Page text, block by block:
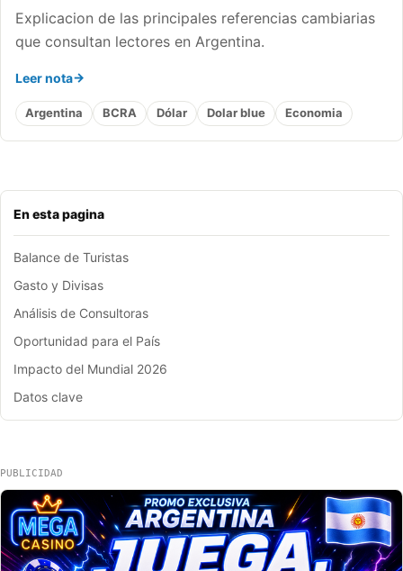
En esta pagina
Balance de Turistas
Gasto y Divisas
Análisis de Consultoras
Oportunidad para el País
Impacto del Mundial 2026
Datos clave
Explicacion de las principales referencias cambiarias
que consultan lectores en Argentina.
Leer nota
Argentina BCRA Dólar Dolar blue Economia
PUBLICIDAD